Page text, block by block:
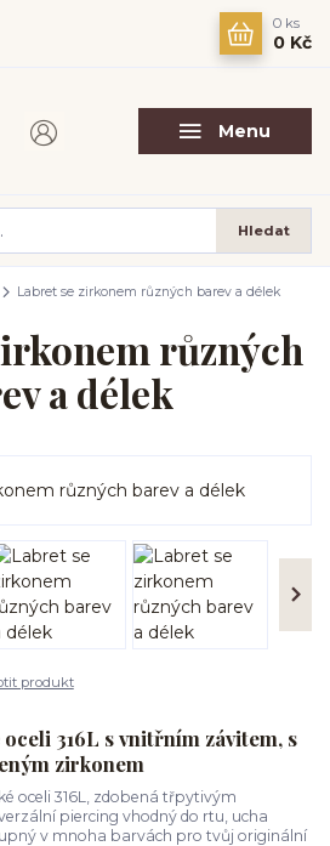
Menu
Hledat
0 ks
0 Kč
Labret se zirkonem různých barev a délek
různých
a délek
produkt
316L s vnitřním závitem, s
zirkonem
oceli 316L, zdobená třpytivým
piercing vhodný do rtu, ucha
v mnoha barvách pro tvůj originální